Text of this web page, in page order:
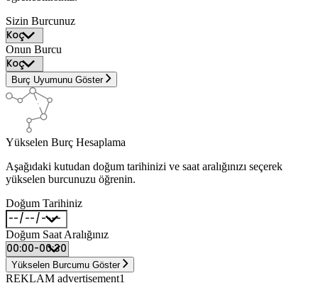
Sizin Burcunuz
Onun Burcu
Burç Uyumunu Göster
Yükselen Burç Hesaplama
Aşağıdaki kutudan doğum tarihinizi ve saat aralığınızı seçerek
yükselen burcunuzu öğrenin.
Doğum Tarihiniz
Doğum Saat Aralığınız
Yükselen Burcumu Göster
REKLAM advertisement1